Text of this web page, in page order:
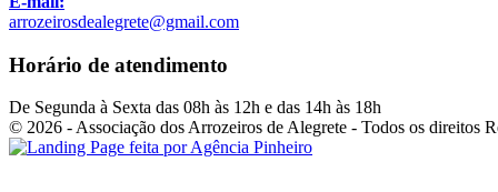
arrozeirosdealegrete@gmail.com
Horário de atendimento
De Segunda à Sexta das 08h às 12h e das 14h às 18h
© 2026 - Associação dos Arrozeiros de Alegrete - Todos os direitos